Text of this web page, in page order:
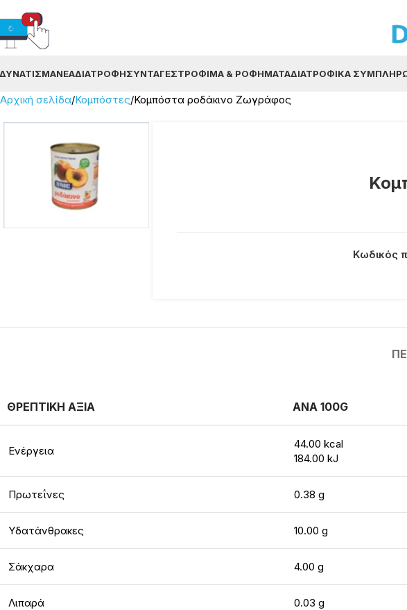
ΝΈΑΔΙΑΤΡΟΦΉΣΥΝΤΑΓΈΣΤΡΌΦΙΜΑ & ΡΟΦΉΜΑΤΑΔΙΑΤΡΟΦΙΚΆ
Αρχική σελίδα Κομπόστες Κομπόστα ροδάκινο Ζωγράφος
Κωδικός
ΘΡΕΠΤΙΚΗ ΑΞΙΑ ΑΝΑ 100G
Ενέργεια
44.00 kcal
184.00 kJ
Πρωτεΐνες 0.38 g
Υδατάνθρακες 10.00 g
Σάκχαρα 4.00 g
Λιπαρά 0.03 g